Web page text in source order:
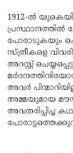
1912-ൽ
പ്രസ്ഥാനത്തിൽ
പോരാടുകയും
സ്ത്രീകളെ
അറസ്റ്റ്
അവർ
അമ്മയുമായ
അവതരിപ്പിച്ച